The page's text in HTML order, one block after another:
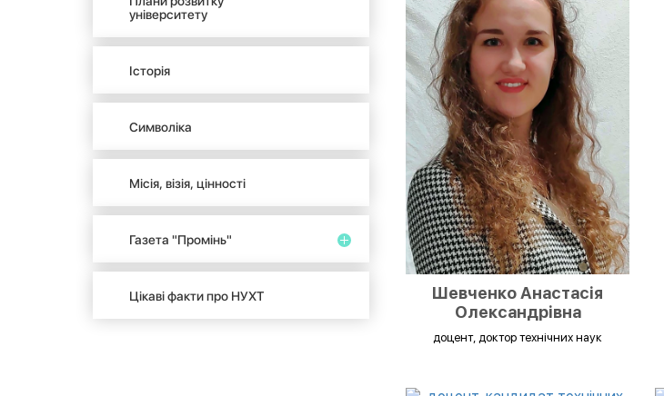
університету
Історія
Символіка
Місія, візія, цінності
Газета "Промінь"
Цікаві факти про НУХТ
Шевченко Анастасія
Олександрівна
доцент, доктор технічних наук